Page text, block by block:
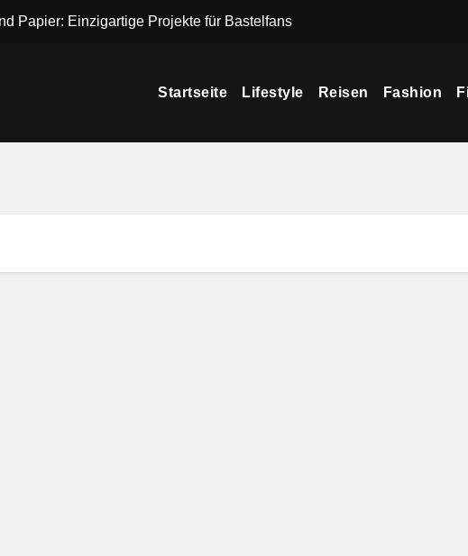
Papier: Einzigartige Projekte für Bastelfans
Startseite Lifestyle Reisen Fashion